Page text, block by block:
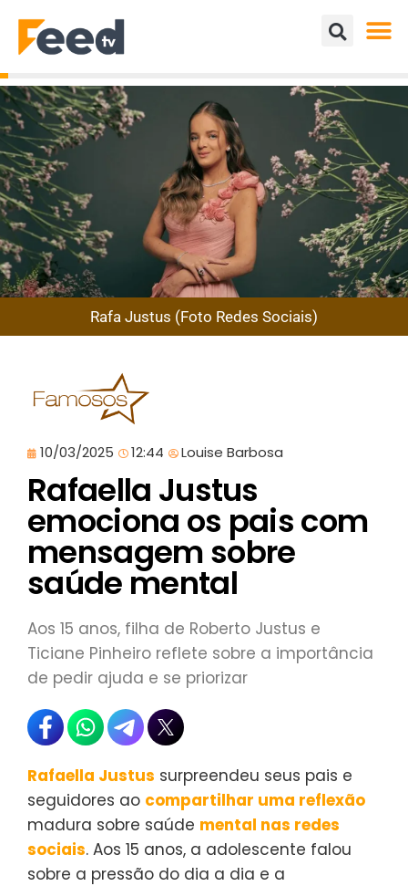
Rafa Justus (Foto Redes Sociais)
10/03/2025 12:44 Louise Barbosa
Rafaella Justus
emociona os pais com
mensagem sobre
saúde mental
Aos 15 anos, filha de Roberto Justus e
Ticiane Pinheiro reflete sobre a importância
de pedir ajuda e se priorizar
Rafaella Justus surpreendeu seus pais e
seguidores ao compartilhar uma reflexão
madura sobre saúde mental nas redes
sociais. Aos 15 anos, a adolescente falou
sobre a pressão do dia a dia e a